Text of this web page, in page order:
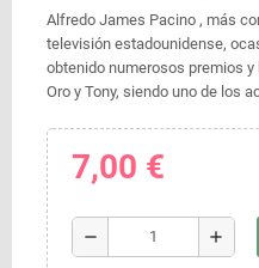
Alfredo James Pacino , más
televisión estadounidense,
obtenido numerosos premios y
Oro y Tony, siendo uno de los
7,00 €
remove add